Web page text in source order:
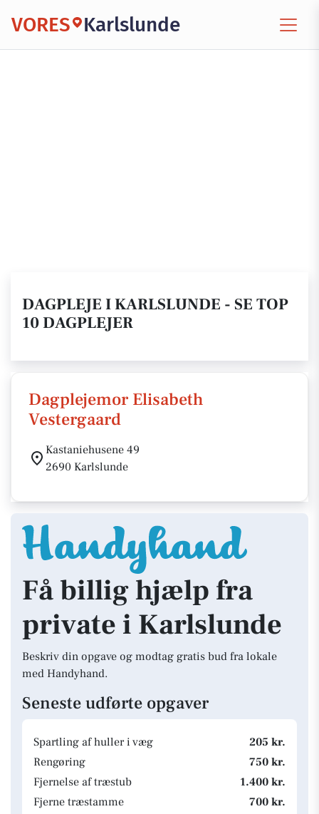
VORES Karlslunde
DAGPLEJE I KARLSLUNDE - SE TOP
10 DAGPLEJER
Dagplejemor Elisabeth
Vestergaard
Kastaniehusene 49
2690 Karlslunde
Få billig hjælp fra
private i Karlslunde
Beskriv din opgave og modtag gratis bud fra lokale
med Handyhand.
Seneste udførte opgaver
Spartling af huller i væg
205 kr.
Rengøring
750 kr.
Fjernelse af træstub
1.400 kr.
Fjerne træstamme
700 kr.